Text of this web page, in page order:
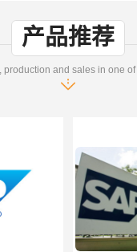
产品推荐